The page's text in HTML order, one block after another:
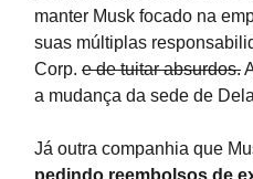
manter Musk focado na
suas múltiplas
Corp. e de tuitar absurdos.
a mudança da sede de
Já outra companhia que
pedindo reembolsos de